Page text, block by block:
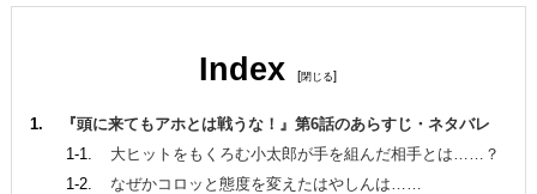
Index [ ]
『頭に来てもアホとは戦うな！』第6話のあらすじ・ネタバレ
大ヒットをもくろむ小太郎が手を組んだ相手とは……？
なぜかコロッと態度を変えたはやしんは……